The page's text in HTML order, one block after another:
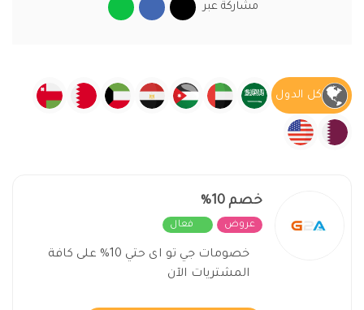
مشاركة عبر
كل الدول
خصم 10%
عروض فعال
خصومات جي تو اى حتي 10% على كافة
المشتريات الآن